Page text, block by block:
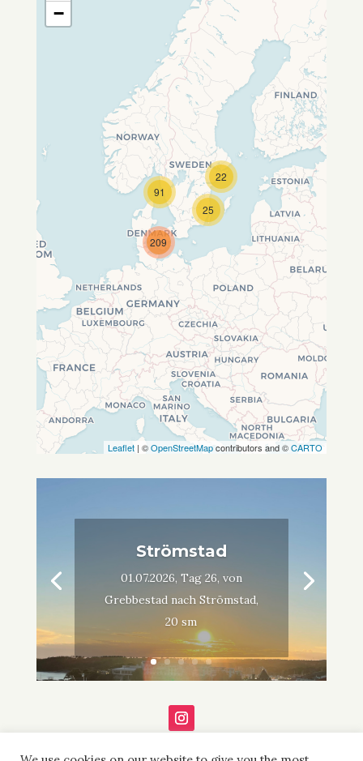
Travelers' Map wird geladen …
Wenn du dies siehst, nachdem
deine Seite vollständig geladen
wurde, fehlen leafletJS-Dateien.
22
25
209
91
−
Leaflet | ©OpenStreetMapcontributors and ©CARTO
Strömstad
01.07.2026, Tag 26, von
Grebbestad nach Strömstad,
20 sm